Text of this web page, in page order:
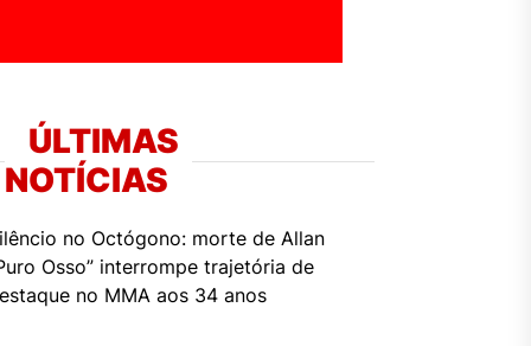
ÚLTIMAS
NOTÍCIAS
no Octógono: morte de Allan
Osso” interrompe trajetória de
no MMA aos 34 anos